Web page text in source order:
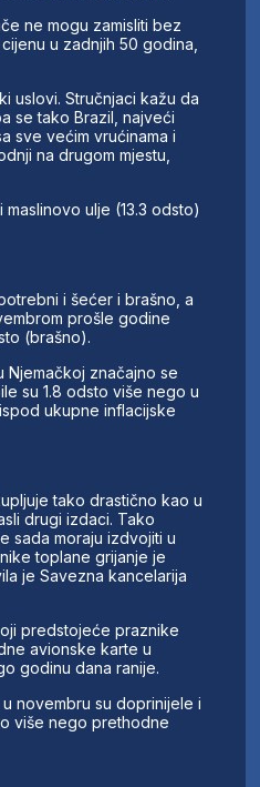
ne mogu zamisliti bez
u zadnjih 50 godina,
uslovi. Stručnjaci kažu da
se tako Brazil, najveći
sve većim vrućinama i
na drugom mjestu,
ulje (13.3 odsto)
i šećer i brašno, a
prošle godine
(brašno).
Njemačkoj značajno se
su 1.8 odsto više nego u
ukupne inflacijske
tako drastično kao u
drugi izdaci. Tako
sada moraju izdvojiti u
toplane grijanje je
je Savezna kancelarija
predstojeće praznike
avionske karte u
godinu dana ranije.
novembru su doprinijele i
više nego prethodne